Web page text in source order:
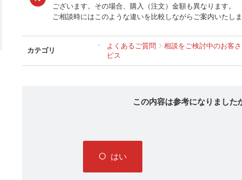
ございます。その場合、購入（注文）金額も異なります。
ご相談時にはこのような違いを比較しながらご案内いたし
カテゴリ
よくあるご質問 相談をご検討中のお客さ
ビス
この内容は参考になりました
はい